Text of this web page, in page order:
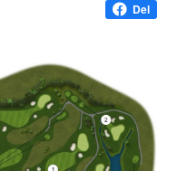
Del